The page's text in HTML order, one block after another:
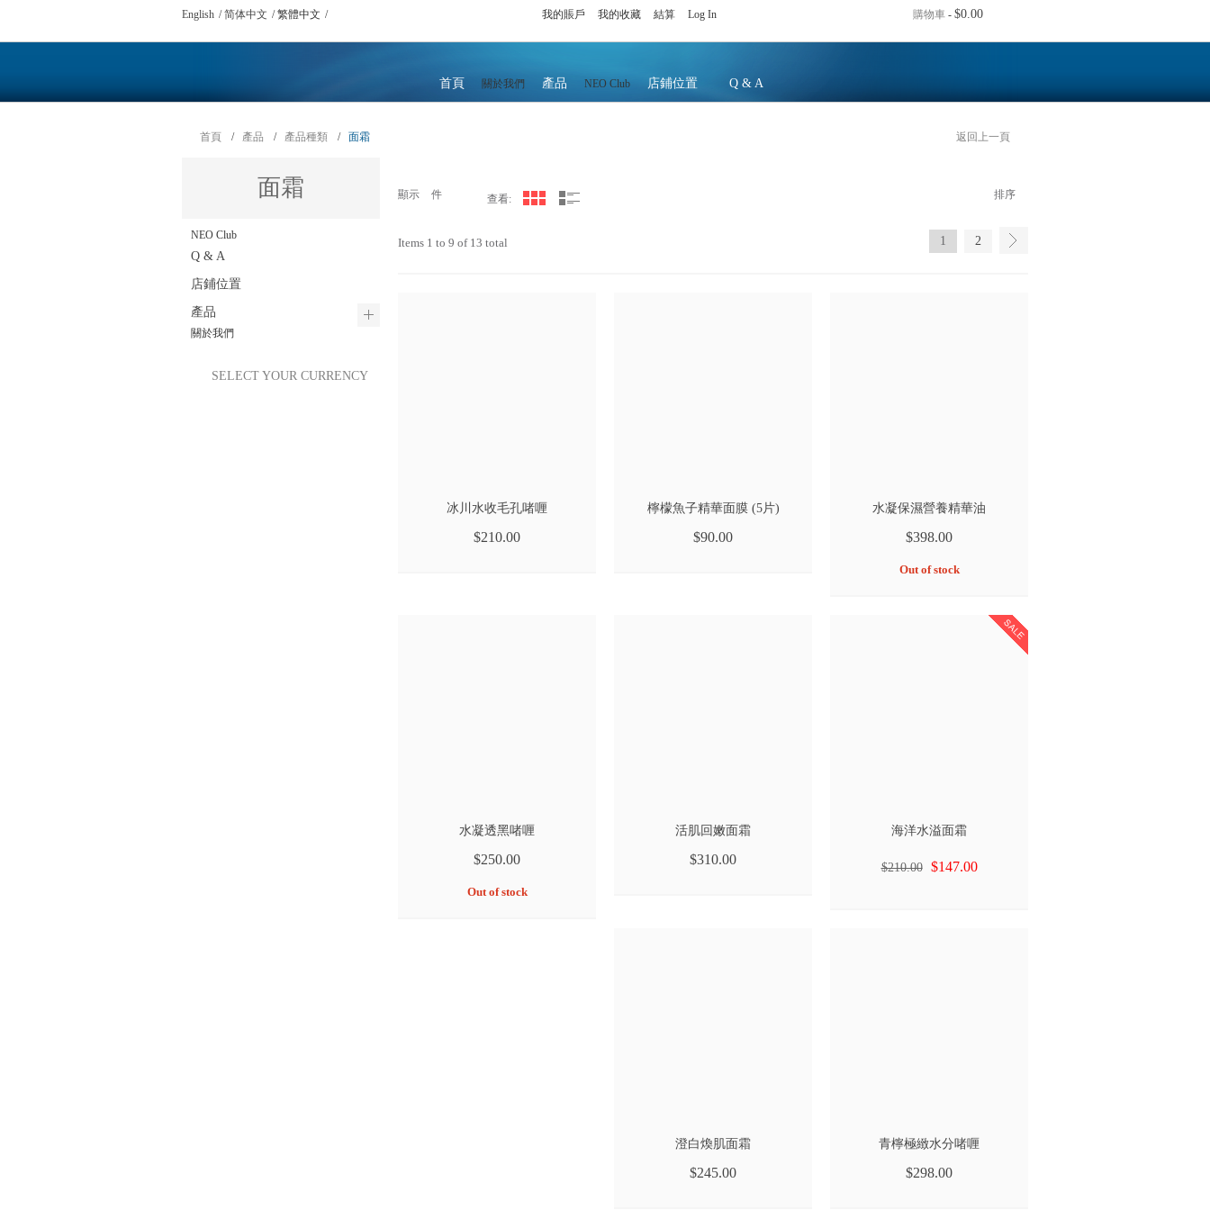
English 简体中文 繁體中文 購物車 - $0.00
我的賬戶 我的收藏 結算 Log In
首頁 關於我們 產品 NEO Club 店鋪位置 Q & A
首頁 / 產品 / 產品種類 / 面霜 返回上一頁
顯示 件 查看: 排序
Items 1 to 9 of 13 total 1 2
冰川水收毛孔啫喱
$210.00
檸檬魚子精華面膜 (5片)
$90.00
水凝保濕營養精華油
$398.00
Out of stock
水凝透黑啫喱
$250.00
Out of stock
活肌回嫩面霜
$310.00
海洋水溢面霜
$210.00 $147.00
澄白煥肌面霜
$245.00
青檸極緻水分啫喱
$298.00
面霜
NEO Club
Q & A
店鋪位置
產品
關於我們
SELECT YOUR CURRENCY